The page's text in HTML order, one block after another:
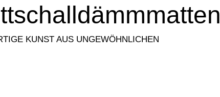
KUNST AUS UNGEWÖHNLICHEN M